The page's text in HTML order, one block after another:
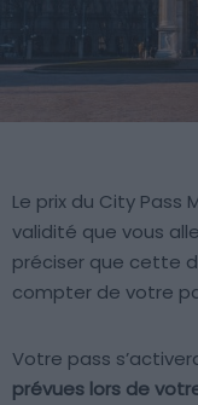
Le prix du City
validité que vous
préciser que cette
compter de votre
Votre pass
prévues lors de